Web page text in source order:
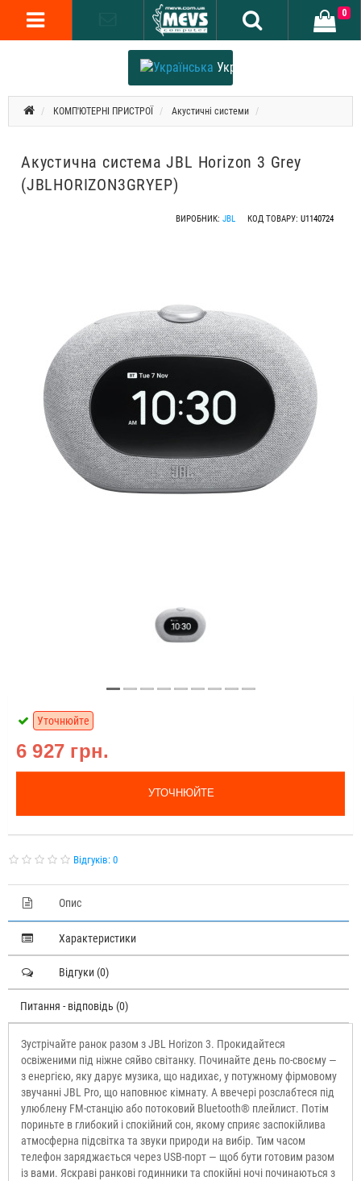
Українська
0
КОМП'ЮТЕРНІ ПРИСТРОЇ Акустичні системи
Акустична система JBL Horizon 3 Grey
(JBLHORIZON3GRYEP)
ВИРОБНИК: JBL КОД ТОВАРУ: U1140724
6 927 грн.
Уточнюйте
УТОЧНЮЙТЕ
Відгуків: 0
Опис
Характеристики
Відгуки (0)
Питання - відповідь (0)
Зустрічайте ранок разом з JBL Horizon 3. Прокидайтеся
освіженими під ніжне сяйво світанку. Починайте день по-своєму —
з енергією, яку дарує музика, що надихає, у потужному фірмовому
звучанні JBL Pro, що наповнює кімнату. А ввечері розслабтеся під
улюблену FM-станцію або потоковий Bluetooth® плейлист. Потім
пориньте в глибокий і спокійний сон, якому сприяє заспокійлива
атмосферна підсвітка та звуки природи на вибір. Тим часом
телефон заряджається через USB-порт — щоб бути готовим разом
із вами. Яскраві ранкові годинники та спокійні ночі починаються з